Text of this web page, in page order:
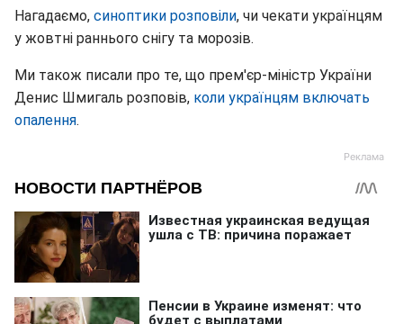
Нагадаємо, синоптики розповіли, чи чекати українцям
у жовтні раннього снігу та морозів.
Ми також писали про те, що прем'єр-міністр України
Денис Шмигаль розповів, коли українцям включать
опалення.